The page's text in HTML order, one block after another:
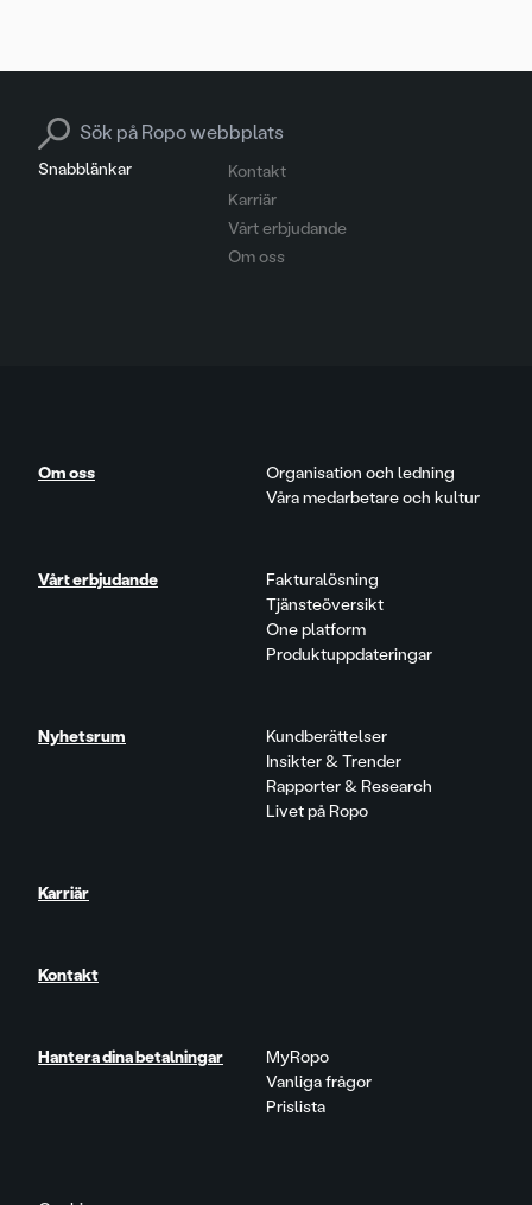
Snabblänkar
Kontakt
Karriär
Vårt erbjudande
Om oss
Search for:
Om oss
Organisation och ledning
Våra medarbetare och kultur
Vårt erbjudande
Fakturalösning
Tjänsteöversikt
One platform
Produktuppdateringar
Nyhetsrum
Kundberättelser
Insikter & Trender
Rapporter & Research
Livet på Ropo
Karriär
Kontakt
Hantera dina betalningar
MyRopo
Vanliga frågor
Prislista